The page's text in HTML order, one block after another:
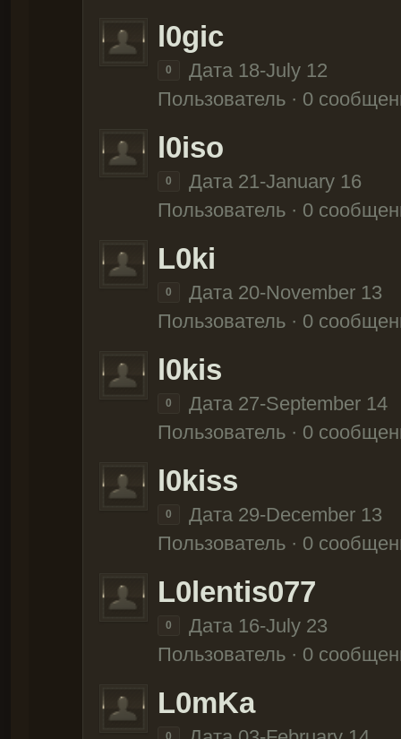
l0gic
0
Дата 18-July 12
Пользователь · 0
l0iso
0
Дата 21-January 16
Пользователь · 0
L0ki
0
Дата 20-November 13
Пользователь · 0
l0kis
0
Дата 27-September 14
Пользователь · 0
l0kiss
0
Дата 29-December 13
Пользователь · 0
L0lentis077
0
Дата 16-July 23
Пользователь · 0
L0mKa
0